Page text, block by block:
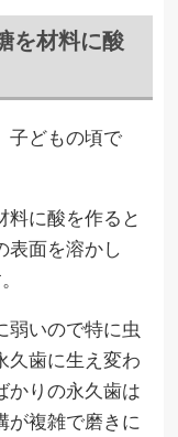
を材料に酸
子どもの頃で
料に酸を作ると
表面を溶かし
弱いので特に虫
久歯に生え変わ
かりの永久歯は
が複雑で磨きに